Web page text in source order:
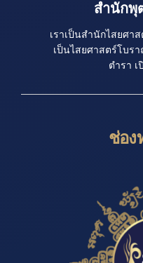
สำนักพุ
เราเป็นสำนักไสยศา
เป็นไสยศาสตร์โบร
ตำรา
ช่อง